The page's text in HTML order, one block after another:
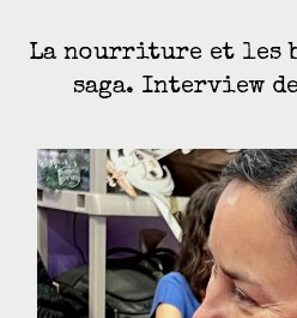
La nourriture et les
saga. Interview